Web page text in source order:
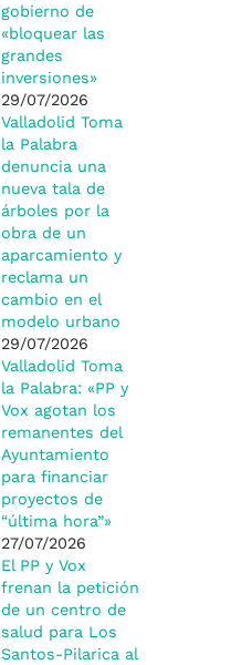
gobierno de
«bloquear las
grandes
inversiones»
29/07/2026
Valladolid Toma
la Palabra
denuncia una
nueva tala de
árboles por la
obra de un
aparcamiento y
reclama un
cambio en el
modelo urbano
29/07/2026
Valladolid Toma
la Palabra: «PP y
Vox agotan los
remanentes del
Ayuntamiento
para financiar
proyectos de
“última hora”»
27/07/2026
El PP y Vox
frenan la petición
de un centro de
salud para Los
Santos-Pilarica al